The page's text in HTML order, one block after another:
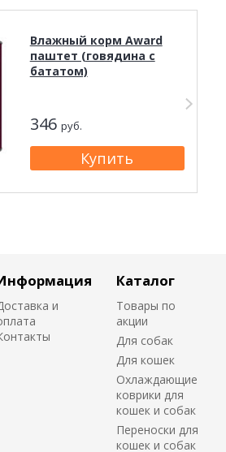
Влажный корм Award
паштет (говядина с
бататом)
346 руб.
и
Каталог
Товары по
акции
Для собак
Для кошек
Охлаждающие
коврики для
кошек и собак
Переноски для
кошек и собак